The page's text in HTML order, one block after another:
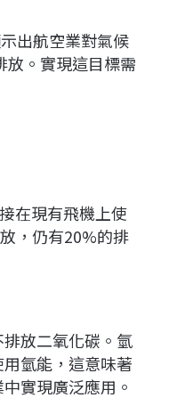
出航空業對氣候
放。實現這目標需
在現有飛機上使
，仍有20%的排
放二氧化碳。氫
氫能，這意味著
實現廣泛應用。